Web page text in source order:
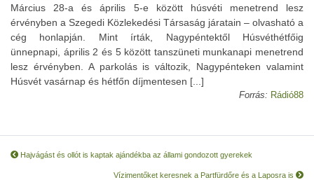
Március 28-a és április 5-e között húsvéti menetrend lesz
érvényben a Szegedi Közlekedési Társaság járatain – olvasható a
cég honlapján. Mint írták, Nagypéntektől Húsvéthétfőig
ünnepnapi, április 2 és 5 között tanszüneti munkanapi menetrend
lesz érvényben. A parkolás is változik, Nagypénteken valamint
Húsvét vasárnap és hétfőn díjmentesen [...]
Forrás: Rádió88
Hajvágást és ollót is kaptak ajándékba az állami gondozott gyerekek
Vízimentőket keresnek a Partfürdőre és a Laposra is